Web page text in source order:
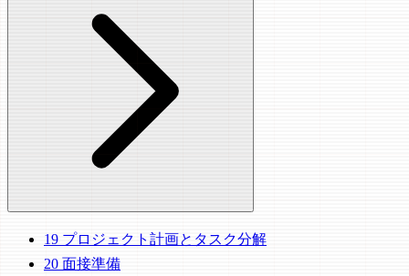
19 プロジェクト計画とタスク分解
20 面接準備